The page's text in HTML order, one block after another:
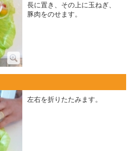
長に置き、その上に玉ねぎ、
豚肉をのせます。
左右を折りたたみます。